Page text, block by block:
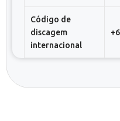
Código de
discagem
internacional